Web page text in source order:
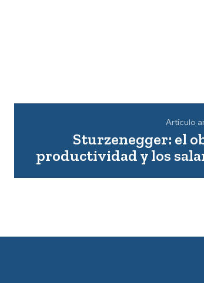
Artículo
Sturzenegger: el
productividad y los